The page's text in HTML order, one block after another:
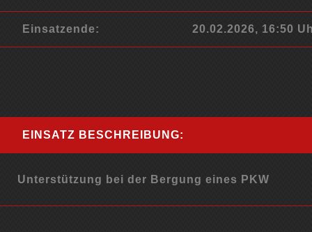
Einsatzende: 20.02.2026, 16:50
EINSATZ BESCHREIBUNG:
Unterstützung bei der Bergung eines PKW